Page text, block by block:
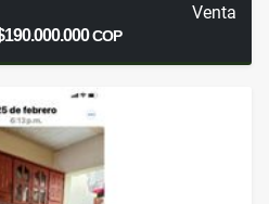
Venta
COP